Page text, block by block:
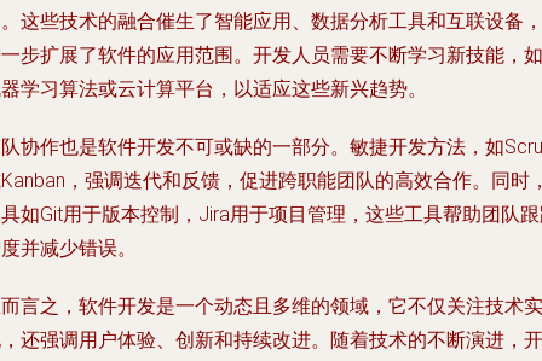
这些技术的融合催生了智能应用、数据分析工具和互联设备，
步扩展了软件的应用范围。开发人员需要不断学习新技能，如
学习算法或云计算平台，以适应这些新兴趋势。
协作也是软件开发不可或缺的一部分。敏捷开发方法，如
，强调迭代和反馈，促进跨职能团队的高效合作。同时
如Git用于版本控制，Jira用于项目管理，这些工具帮助团队
并减少错误。
言之，软件开发是一个动态且多维的领域，它不仅关注技术实
还强调用户体验、创新和持续改进。随着技术的不断演进，开